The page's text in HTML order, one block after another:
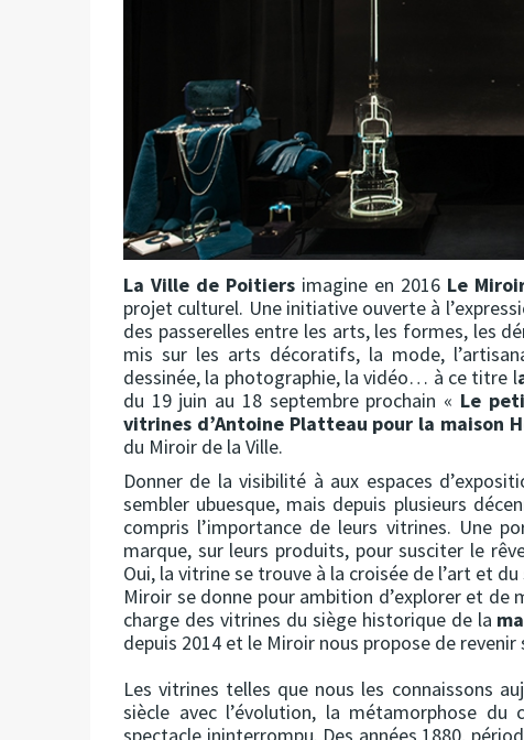
La Ville de Poitiersimagine en 2016 Le
projet culturel. Une initiative ouverte à
des passerelles entre les arts, les formes, les
mis sur les arts décoratifs, la mode,
dessinée, la photographie, la vidéo… à ce titre l
du 19 juin au 18 septembre prochain « Le
vitrines d’Antoine Platteau pour la maison
du Miroir de la Ville.
Donner de la visibilité à aux espaces
sembler ubuesque, mais depuis plusieurs
compris l’importance de leurs vitrines. Une
marque, sur leurs produits, pour susciter le
Oui, la vitrine se trouve à la croisée de l’art et
Miroir se donne pour ambition d’explorer et de
charge des vitrines du siège historique de la
depuis 2014 et le Miroir nous propose de
Les vitrines telles que nous les connaissons
siècle avec l’évolution, la métamorphose